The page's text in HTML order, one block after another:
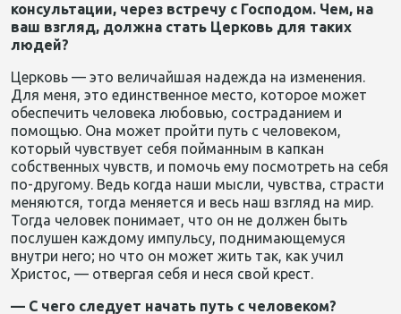
консультации, через встречу с Господом. Чем, на
ваш взгляд, должна стать Церковь для таких
людей?
Церковь — это величайшая надежда на изменения.
Для меня, это единственное место, которое может
обеспечить человека любовью, состраданием и
помощью. Она может пройти путь с человеком,
который чувствует себя пойманным в капкан
собственных чувств, и помочь ему посмотреть на себя
по-другому. Ведь когда наши мысли, чувства, страсти
меняются, тогда меняется и весь наш взгляд на мир.
Тогда человек понимает, что он не должен быть
послушен каждому импульсу, поднимающемуся
внутри него; но что он может жить так, как учил
Христос, — отвергая себя и неся свой крест.
— С чего следует начать путь с человеком?